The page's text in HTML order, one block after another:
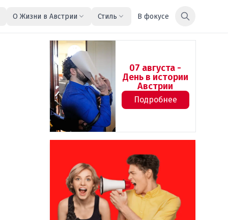
О Жизни в Австрии Стиль В фокусе
07 августа -
День в истории
Австрии
Подробнее